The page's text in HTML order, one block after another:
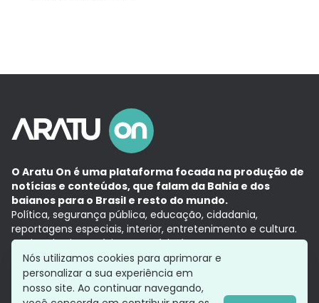
O Aratu On é uma plataforma focada na produção de
notícias e conteúdos, que falam da Bahia e dos
baianos para o Brasil e resto do mundo.
Política, segurança pública, educação, cidadania,
reportagens especiais, interior, entretenimento e cultura.
Aqui, tudo vira notícia e a notícia é no tempo presente,
com a credibilidade do Grupo Aratu.
Grupo Aratu
Política de privacidade
Nós utilizamos cookies para aprimorar e
personalizar a sua experiência em
nosso site. Ao continuar navegando,